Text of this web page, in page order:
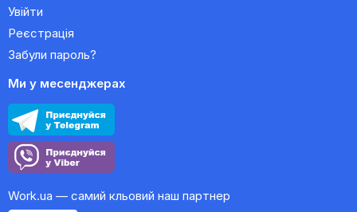
Увійти
Реєстрація
Забули пароль?
Ми у месенджерах
Work.ua — самий кльовий наш партнер